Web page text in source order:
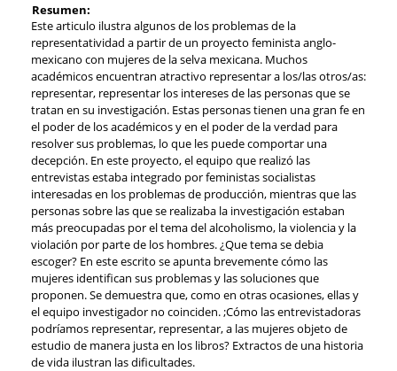
Resumen:
Este articulo ilustra algunos de los problemas de la
representatividad a partir de un proyecto feminista anglo-
mexicano con mujeres de la selva mexicana. Muchos
académicos encuentran atractivo representar a los/las otros/as:
representar, representar los intereses de las personas que se
tratan en su investigación. Estas personas tienen una gran fe en
el poder de los académicos y en el poder de la verdad para
resolver sus problemas, lo que les puede comportar una
decepción. En este proyecto, el equipo que realizó las
entrevistas estaba integrado por feministas socialistas
interesadas en los problemas de producción, mientras que las
personas sobre las que se realizaba la investigación estaban
más preocupadas por el tema del alcoholismo, la violencia y la
violación por parte de los hombres. ¿Que tema se debia
escoger? En este escrito se apunta brevemente cómo las
mujeres identifican sus problemas y las soluciones que
proponen. Se demuestra que, como en otras ocasiones, ellas y
el equipo investigador no coinciden. ;Cómo las entrevistadoras
podríamos representar, representar, a las mujeres objeto de
estudio de manera justa en los libros? Extractos de una historia
de vida ilustran las dificultades.